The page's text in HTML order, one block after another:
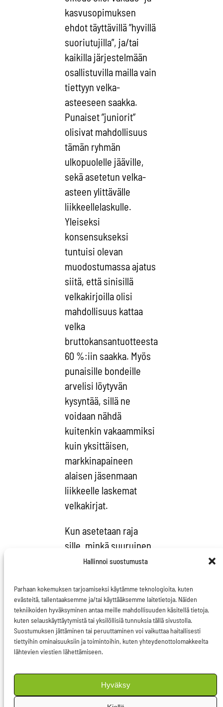
Hallinnoi suostumusta
Parhaan kokemuksen tarjoamiseksi käytämme teknologioita, kuten
evästeitä, tallentaaksemme ja/tai käyttääksemme laitetietoja. Näiden
tekniikoiden hyväksyminen antaa meille mahdollisuuden käsitellä tietoja,
kuten selauskäyttäytymistä tai yksilöllisiä tunnuksia tällä sivustolla.
Suostumuksen jättäminen tai peruuttaminen voi vaikuttaa haitallisesti
tiettyihin ominaisuuksiin ja toimintoihin, kuten yhteydenottolomakkeelta
lähtevien viestien lähettämiseen.
Hyväksy
kasvusopimuksen
ehdot täyttävillä ”hyvillä
suoriutujilla”, ja/tai
kaikilla järjestelmään
osallistuvilla mailla vain
tiettyyn velka-
asteeseen saakka.
Punaiset ”juniorit”
olisivat mahdollisuus
tämän ryhmän
ulkopuolelle jääville,
sekä asetetun velka-
asteen ylittävälle
liikkeellelaskulle.
Yleiseksi
konsensukseksi
tuntuisi olevan
muodostumassa ajatus
siitä, että sinisillä
velkakirjoilla olisi
mahdollisuus kattaa
velka
bruttokansantuotteesta
60 %:iin saakka. Myös
punaisille bondeille
arvelisi löytyvän
kysyntää, sillä ne
voidaan nähdä
kuitenkin vakaammiksi
kuin yksittäisen,
markkinapaineen
alaisen jäsenmaan
liikkeelle laskemat
velkakirjat.
Kun asetetaan raja
sille, minkä suuruinen
osa kunkin jäsenvaltion
kattaa sinisillä
velkakirjoilla, on
järjestelmään
osallistuvilla vaikuttava
kannustin olla
asetetun rajan ylitse,
sillä sinisten